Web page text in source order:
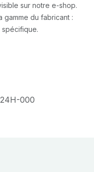
sur notre e-shop.
gamme du fabricant :
000